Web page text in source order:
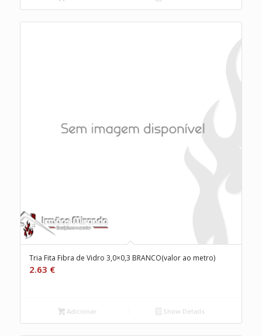
Tria Fita Fibra de Vidro 3,0×0,3 BRANCO(valor ao metro)
2.63 €
Adicionar Show Details